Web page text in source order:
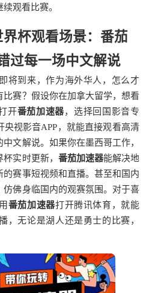
观看比赛。
杯观看场景：番茄
过每一场中文解说
将到来，作为海外华人，怎么才
比赛？假设你在加拿大留学，想看
开番茄加速器，选择回国影音专
央视影音APP，就能直接观看高清
文解说。如果你在墨西哥工作，
实时更新， 番茄加速器能解决地
的赛事短视频和直播。甚至和国内
仿佛身临国内的观赛氛围。对于喜
番茄加速器打开腾讯体育，就能
，无论是湖人还是勇士的比赛，